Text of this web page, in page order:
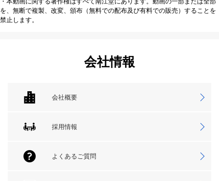
を、無断で複製、改変、頒布（無料での配布及び有料での販売）することを
禁止します。
会社情報
会社概要
採用情報
よくあるご質問